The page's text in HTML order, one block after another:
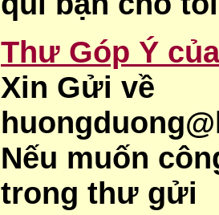
Thư Góp Ý
Xin Gửi về
Nếu muốn
trong thư gửi